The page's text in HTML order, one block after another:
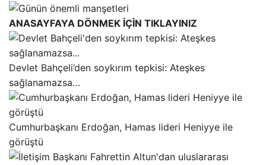
ANASAYFAYA DÖNMEK İÇİN TIKLAYINIZ
Devlet Bahçeli’den soykırım tepkisi: Ateşkes
sağlanamazsa…
Cumhurbaşkanı Erdoğan, Hamas lideri Heniyye ile
görüştü